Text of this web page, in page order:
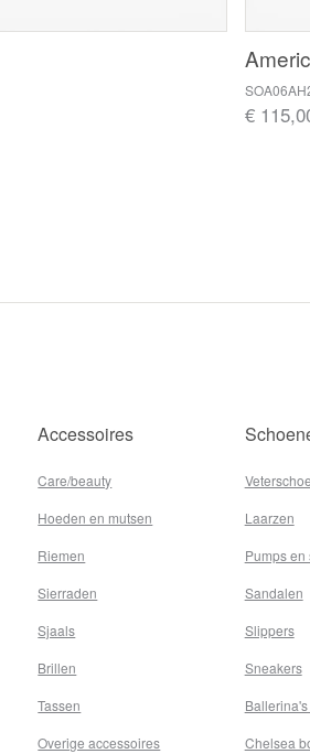
€
Accessoires
Care/beauty
Hoeden en mutsen
Riemen
Sierraden
Sjaals
Brillen
Tassen
Overige accessoires
Laarzen
Pumps
Sandalen
Slippers
Sneakers
Chelsea